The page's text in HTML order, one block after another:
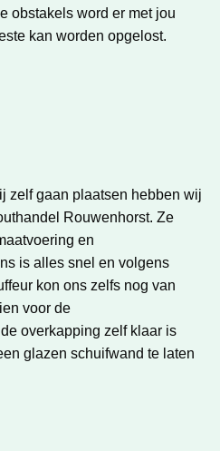
obstakels word er met jou
kan worden opgelost.
zelf gaan plaatsen hebben wij
Rouwenhorst. Ze
en
is alles snel en volgens
kon ons zelfs nog van
voor de
overkapping zelf klaar is
glazen schuifwand te laten